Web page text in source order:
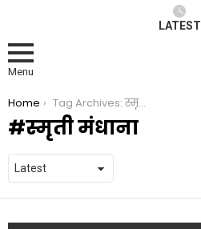
LATEST
Menu
You are here:
Home Tag Archives: स्मृती मंधाना
स्मृती मंधाना